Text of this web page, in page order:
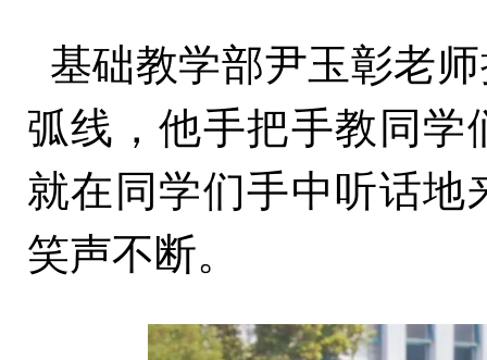
基础教学部尹玉彰老
弧线，他手把手教同学
就在同学们手中听话地
笑声不断。